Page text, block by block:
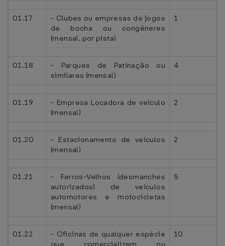
01.17
- Clubes ou empresas de jogos
de bocha ou congêneres
(mensal, por pista)
1
01.18
- Parques de Patinação ou
similares (mensal)
4
01.19
- Empresa Locadora de veículo
(mensal)
2
01.20
- Estacionamento de veículos
(mensal)
2
01.21
- Ferros-Velhos (desmanches
autorizados) de veículos
automotores e motocicletas
(mensal)
5
01.22
- Oficinas de qualquer espécie
que comercializem ou
10